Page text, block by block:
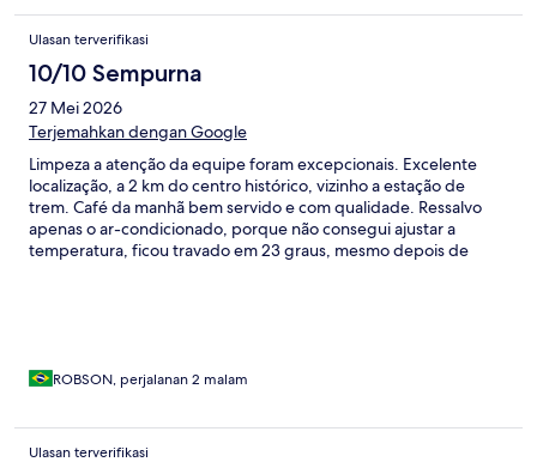
Ulasan terverifikasi
10/10 Sempurna
27 Mei 2026
Terjemahkan dengan Google
Limpeza a atenção da equipe foram excepcionais. Excelente
localização, a 2 km do centro histórico, vizinho a estação de
trem. Café da manhã bem servido e com qualidade. Ressalvo
apenas o ar-condicionado, porque não consegui ajustar a
temperatura, ficou travado em 23 graus, mesmo depois de
ROBSON, perjalanan 2 malam
Ulasan terverifikasi